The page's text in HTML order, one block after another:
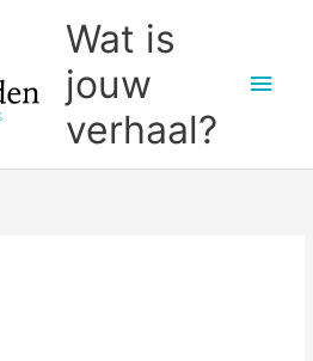
Wat is
jouw
verhaal?